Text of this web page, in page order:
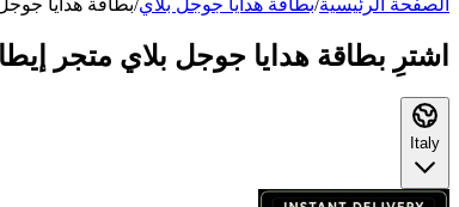
الصفحة الرئيسية/بطاقة هدايا جوجل بلاي/بطاقة هدايا
اشترِ بطاقة هدايا جوجل بلاي متجر
Italy